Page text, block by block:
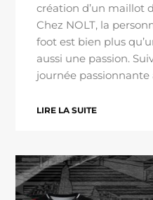
création d’un maillot
Chez NOLT, la
foot est bien plus
aussi une passion.
journée passionnante
LIRE LA SUITE